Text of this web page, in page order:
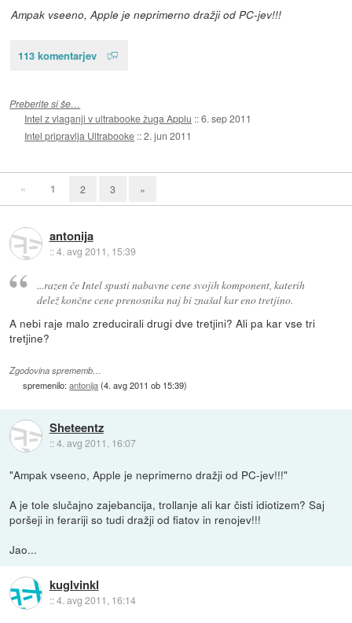
Ampak vseeno, Apple je neprimerno dražji od PC-jev!!!
113 komentarjev
Preberite si še…
Intel z vlaganji v ultrabooke žuga Applu ::6. sep 2011
Intel pripravlja Ultrabooke ::2. jun 2011
« 1 2 3 »
antonija
::4. avg 2011, 15:39
...razen če Intel spusti nabavne cene svojih komponent, katerih
delež končne cene prenosnika naj bi znašal kar eno tretjino.
A nebi raje malo zreducirali drugi dve tretjini? Ali pa kar vse tri
tretjine?
Zgodovina sprememb…
spremenilo:antonija(4. avg 2011 ob 15:39)
Sheteentz
::4. avg 2011, 16:07
"Ampak vseeno, Apple je neprimerno dražji od PC-jev!!!"
A je tole slučajno zajebancija, trollanje ali kar čisti idiotizem? Saj
poršeji in ferariji so tudi dražji od fiatov in renojev!!!
Jao...
kuglvinkl
::4. avg 2011, 16:14